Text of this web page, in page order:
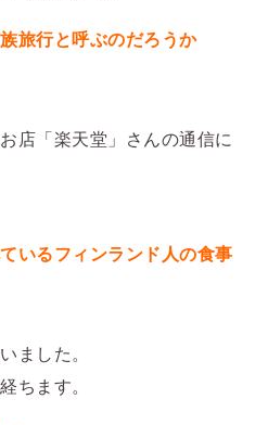
旅行と呼ぶのだろうか
店「楽天堂」さんの通信に
いるフィンランド人の食事
ました。
ちます。